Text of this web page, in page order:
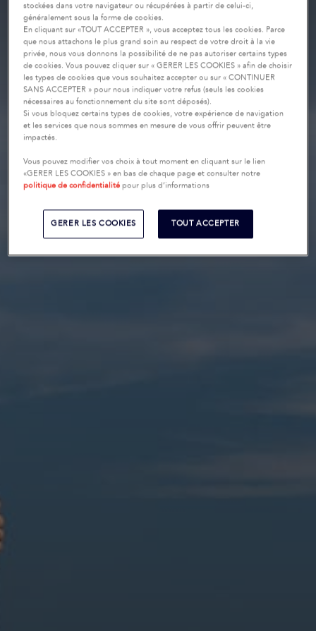
stockées dans votre navigateur ou récupérées à partir de celui-ci,
généralement sous la forme de cookies.
En cliquant sur «TOUT ACCEPTER », vous acceptez tous les cookies. Parce
que nous attachons le plus grand soin au respect de votre droit à la vie
privée, nous vous donnons la possibilité de ne pas autoriser certains types
de cookies. Vous pouvez cliquer sur « GERER LES COOKIES » afin de choisir
les types de cookies que vous souhaitez accepter ou sur « CONTINUER
SANS ACCEPTER » pour nous indiquer votre refus (seuls les cookies
nécessaires au fonctionnement du site sont déposés).
Si vous bloquez certains types de cookies, votre expérience de navigation
et les services que nous sommes en mesure de vous offrir peuvent être
impactés.
Vous pouvez modifier vos choix à tout moment en cliquant sur le lien
«GERER LES COOKIES » en bas de chaque page et consulter notre
politique de confidentialité pour plus d’informations
GERER LES COOKIES TOUT ACCEPTER